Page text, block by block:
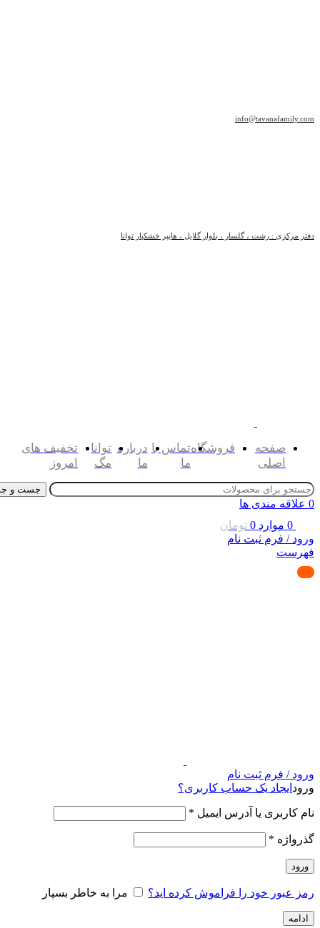
info@tavanafamily.com
دفتر مرکزی : رشت ، گلسار ، بلوار گلایل ، هایپر خشکبار توانا
صفحه
اصلی
فروشگاهتماس با
ما
درباره
ما
توانا
مگ
تخفیف های
امروز
جست و
0 علاقه مندی ها
0 موارد 0 تومان
ورود / فرم ثبت نام
فهرست
ورود / فرم ثبت نام
ورود ایجاد یک حساب کاربری؟
نام کاربری یا آدرس ایمیل *
گذرواژه *
ورود
رمز عبور خود را فراموش کرده اید؟ مرا به خاطر بسپار
ادامه